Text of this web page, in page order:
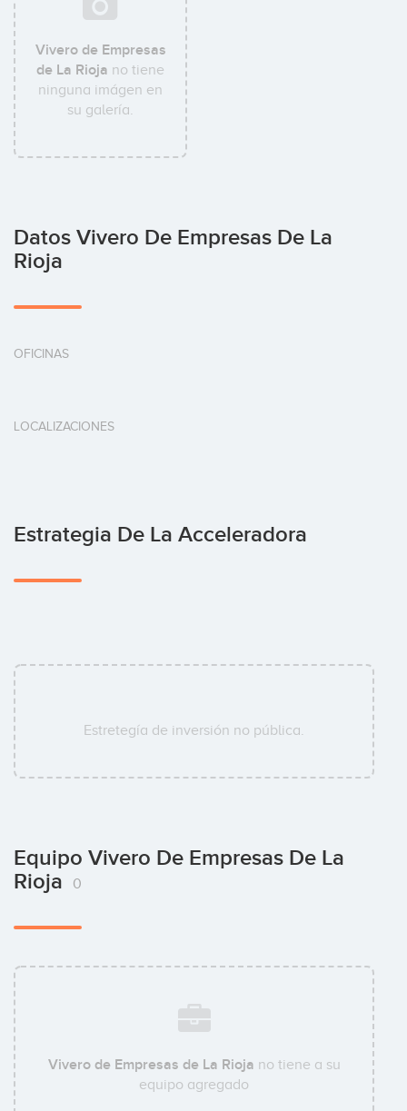
Vivero de Empresas
de La Rioja no tiene
ninguna imágen en
su galería.
Datos Vivero De Empresas De La
Rioja
OFICINAS
LOCALIZACIONES
Estrategia De La Acceleradora
Estretegía de inversión no pública.
Equipo Vivero De Empresas De La
Rioja
0
Vivero de Empresas de La Rioja no tiene a su
equipo agregado